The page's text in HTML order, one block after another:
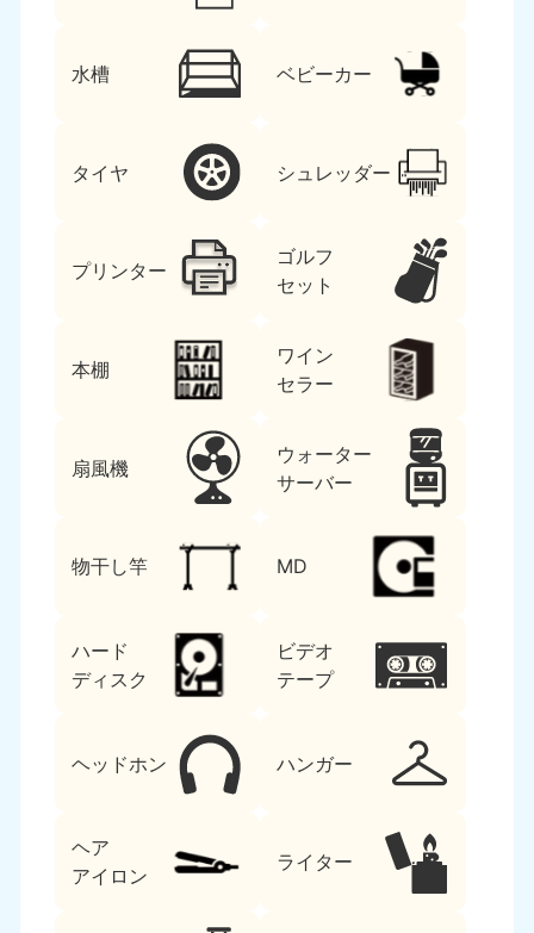
水槽 ベビーカー
タイヤ シュレッダー
プリンター
ゴルフ
セット
本棚
ワイン
セラー
扇風機
ウォーター
サーバー
物干し竿 MD
ハード
ディスク
ビデオ
テープ
ヘッドホン ハンガー
ヘア
アイロン
ライター